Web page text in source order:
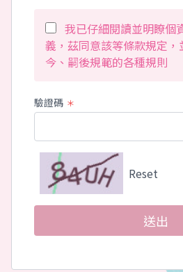
的內容與約定。 並完全接受本
之服務項目。 本診所有權於任
或變更本條款內容，本診所將
建議您隨時注意相關修改與變更
網域下所有網站，以及未來所
診所並包括使用本診所所提供
站、實體等服務。 其服務內容
賣、內容瀏覽與利用電子郵件
行銷資訊之提供。本診所得依
我已仔細閱讀並明瞭個
義，茲同意該等條款規定，
今、嗣後規範的各種規則
驗證碼 ＊
Reset
送出